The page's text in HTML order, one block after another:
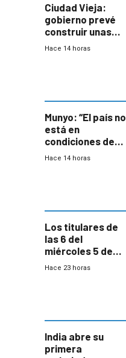
Ciudad Vieja:
gobierno prevé
construir unas
mil viviendas en
Hace 14 horas
Munyo: “El país no
está en
condiciones de
enfrentar una
Hace 14 horas
Los titulares de
las 6 del
miércoles 5 de
agosto de 2026
Hace 23 horas
India abre su
primera